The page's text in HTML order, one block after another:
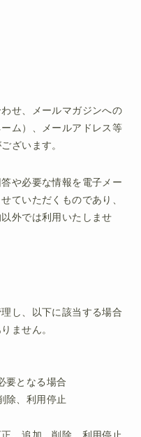
せ、メールマガジンへの
ム）、メールアドレス等
ざいます。
や必要な情報を電子メー
ていただくものであり、
外では利用いたしませ
し、以下に該当する場合
ません。
要となる場合
除、利用停止
、追加、削除、利用停止